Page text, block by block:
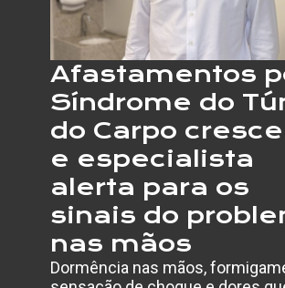
Afastamentos
Síndrome do
do Carpo
e especialista
alerta para os
sinais do
nas mãos
Dormência nas mãos,